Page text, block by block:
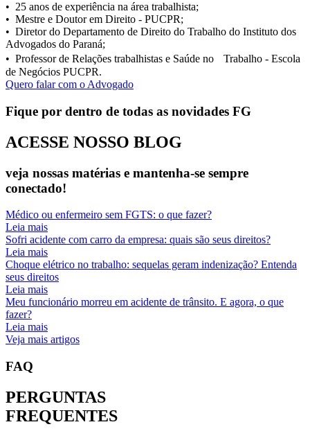
• 25 anos de experiência na área trabalhista;
• Mestre e Doutor em Direito - PUCPR;
• Diretor do Departamento de Direito do Trabalho do Instituto dos
Advogados do Paraná;
• Professor de Relações trabalhistas e Saúde no Trabalho - Escola
de Negócios PUCPR.
Quero falar com o Advogado
Fique por dentro de todas as novidades FG
ACESSE NOSSO BLOG
veja nossas matérias e mantenha-se sempre
conectado!
Médico ou enfermeiro sem FGTS: o que fazer?
Leia mais
Sofri acidente com carro da empresa: quais são seus direitos?
Leia mais
Choque elétrico no trabalho: sequelas geram indenização? Entenda
seus direitos
Leia mais
Meu funcionário morreu em acidente de trânsito. E agora, o que
fazer?
Leia mais
Veja mais artigos
FAQ
PERGUNTAS
FREQUENTES